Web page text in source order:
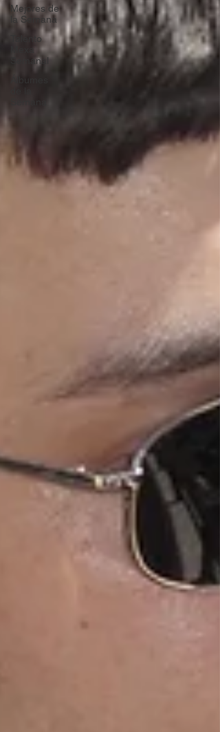
Mejores de
la Semana
Talento
Semanal